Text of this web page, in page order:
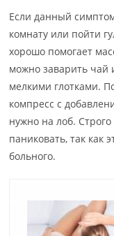
Если данный
комнату или пойти
хорошо помогает
можно заварить
мелкими глотками.
компресс с
нужно на лоб.
паниковать, так как
больного.